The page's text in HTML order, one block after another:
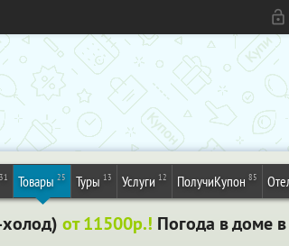
31 Товары 25 Туры 13 Услуги 12 ПолучиКупон 85
от 11500р.! Погода в доме